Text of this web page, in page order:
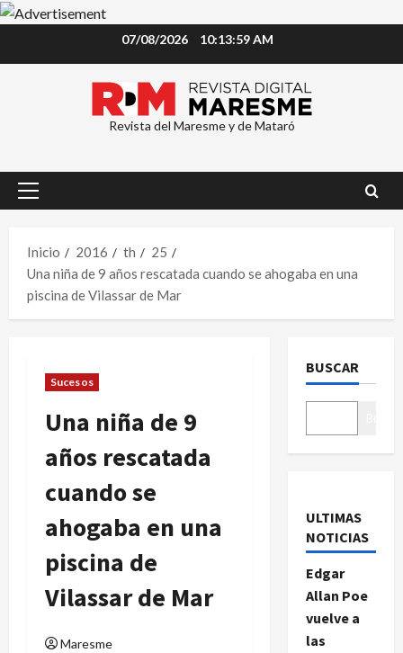
07/08/2026 10:14:00 AM
Revista del Maresme y de Mataró
Menú
Inicio
2016 th
25
Una niña de 9 años rescatada cuando se ahogaba en una
piscina de Vilassar de Mar
Sucesos
Una niña de 9
años rescatada
cuando se
ahogaba en una
piscina de
Vilassar de Mar
Maresme
BUSCAR
ULTIMAS
NOTICIAS
Edgar
Allan Poe
vuelve a
las